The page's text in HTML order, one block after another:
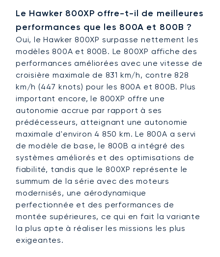
Le Hawker 800XP offre-t-il de meilleures
performances que les 800A et 800B ?
Oui, le Hawker 800XP surpasse nettement les
modèles 800A et 800B. Le 800XP affiche des
performances améliorées avec une vitesse de
croisière maximale de 831 km/h, contre 828
km/h (447 knots) pour les 800A et 800B. Plus
important encore, le 800XP offre une
autonomie accrue par rapport à ses
prédécesseurs, atteignant une autonomie
maximale d'environ 4 850 km. Le 800A a servi
de modèle de base, le 800B a intégré des
systèmes améliorés et des optimisations de
fiabilité, tandis que le 800XP représente le
summum de la série avec des moteurs
modernisés, une aérodynamique
perfectionnée et des performances de
montée supérieures, ce qui en fait la variante
la plus apte à réaliser les missions les plus
exigeantes.